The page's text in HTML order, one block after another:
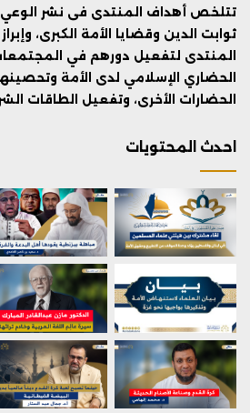
تتلخص أهداف المنتدى فى نشر
ثوابت الدين وقضايا الأمة الكبرى،
المنتدى لتفعيل دورهم في
الحضاري الإسلامي لدى الأمة
الحضارات الأخرى، وتفعيل الطاقات
احدث المحتويات